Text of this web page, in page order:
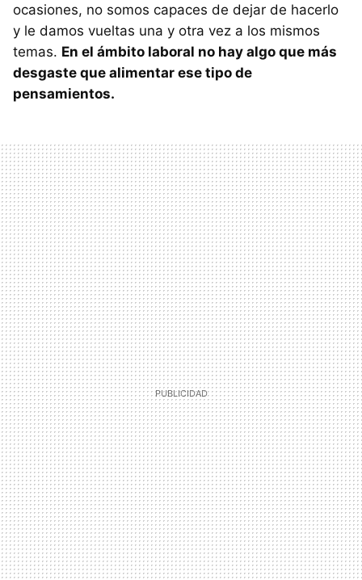
ocasiones, no somos capaces de dejar de hacerlo
y le damos vueltas una y otra vez a los mismos
temas. En el ámbito laboral no hay algo que más
desgaste que alimentar ese tipo de
pensamientos.